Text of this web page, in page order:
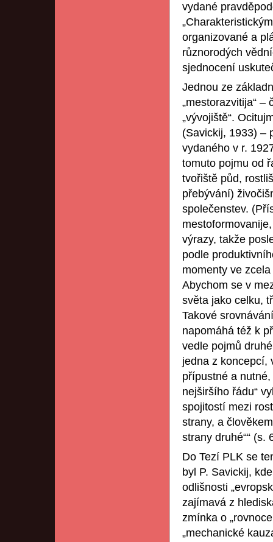
vydané
organizované a
různorodých
sjednocení
Jednou ze
„mestorazvitija“
„vývojiště“.
(Savickij, 1933) –
vydaného v r.
tomuto pojmu od
tvořiště půd,
přebývání)
společenstev.
výrazy, takže
podle
momenty ve
Abychom se v
světa jako celku,
Takové
napomáhá též k
vedle pojmů
jedna z koncepcí,
přípustné a
nejširšího řádu“
spojitostí mezi
strany, a
strany druhé““ (s.
Do Tezí PLK se
byl P. Savickij,
odlišnosti
zajímavá z
zmínka o
„mechanické